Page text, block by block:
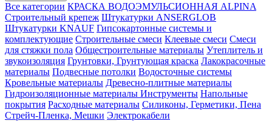
Все категории КРАСКА ВОДОЭМУЛЬСИОННАЯ ALPINA
Строительный крепеж Штукатурки ANSERGLOB
Штукатурки KNAUF Гипсокартонные системы и
комплектующие Строительные смеси Клеевые смеси Смеси
для стяжки пола Общестроительные материалы Утеплитель и
звукоизоляция Грунтовки, Грунтующая краска Лакокрасочные
материалы Подвесные потолки Водосточные системы
Кровельные материалы Древесно-плитные материалы
Гидроизоляционные материалы Инструменты Напольные
покрытия Расходные материалы Силиконы, Герметики, Пена
Стрейч-Пленка, Мешки Электрокабели